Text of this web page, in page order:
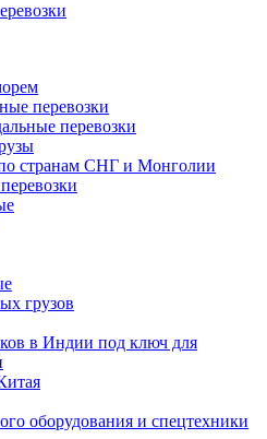
перевозки
перевозки
по странам СНГ и Монголии
грузов
в Индии под ключ для
оборудования и спецтехники